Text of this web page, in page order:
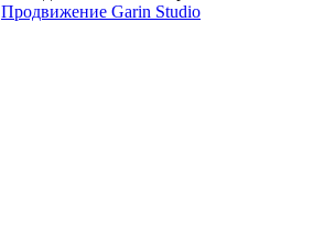
Продвижение Garin Studio